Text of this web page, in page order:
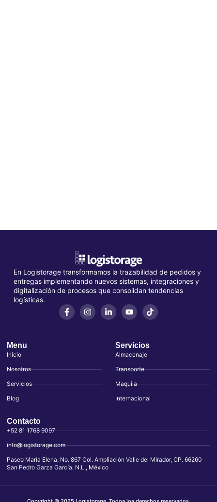
En Logistorage transformamos la trazabilidad de pedidos y
entregas implementando nuevos sistemas, integraciones y
digitalización de procesos que consolidan tendencias
logísticas.
Menu
Inicio
Nosotros
Servicios
Blog
Servicios
Almacenaje
Transporte
Maquila
Internacional
Contacto
+52 81 1768 9097
info@logistorage.com
Paseo María Elena, No. 867 Col. Ampliación Valle del Mirador, CP. 66260
San Pedro Garza García, N.L., México